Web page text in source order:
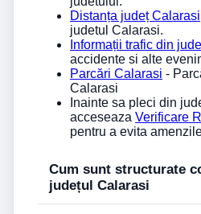
Distanța județ Calarasi
judetul Calarasi.
Informații trafic din
accidente si alte
Parcări Calarasi -
Calarasi
Inainte sa pleci din
acceseaza Verificare
pentru a evita
Cum sunt structurate
județul Calarasi